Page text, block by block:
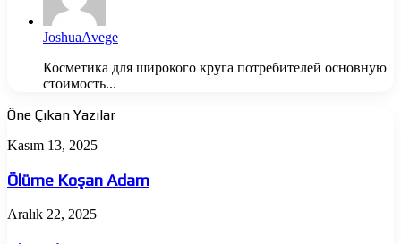
JoshuaAvege
Косметика для широкого круга потребителей основную
стоимость...
Öne Çıkan Yazılar
Ölüme
Adam
Kasım 13, 2025
Ölüme Koşan Adam
The
Aralık 22, 2025